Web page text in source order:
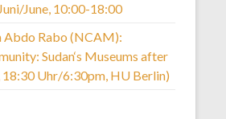
June, 10:00-18:00
Abdo Rabo (NCAM):
Sudan‘s Museums after
Uhr/6:30pm, HU Berlin)